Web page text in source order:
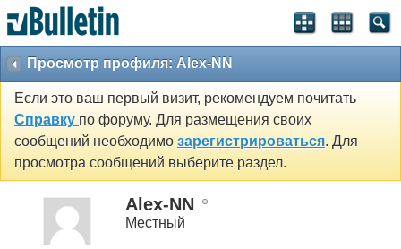
Просмотр профиля: Alex-NN
Если это ваш первый визит, рекомендуем почитать
Справку по форуму. Для размещения своих
сообщений необходимо зарегистрироваться. Для
просмотра сообщений выберите раздел.
Alex-NN
Местный